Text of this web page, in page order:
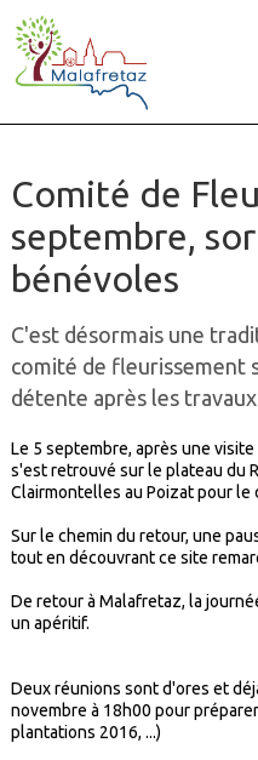
Comité de
septembre,
bénévoles
C'est désormais une
comité de fleurissement
détente après les
Le 5 septembre, après une visite
s'est retrouvé sur le plateau du
Clairmontelles au Poizat pour le
Sur le chemin du retour, une
tout en découvrant ce site
De retour à Malafretaz, la
un apéritif.
Deux réunions sont d'ores et
novembre à 18h00 pour
plantations 2016, ...)